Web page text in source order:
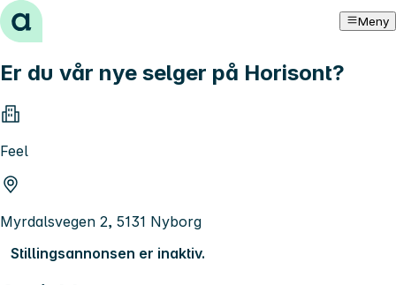
Hopp til innhold Meny
Er du vår nye selger på Horisont?
Feel
Myrdalsvegen 2, 5131 Nyborg
Stillingsannonsen er inaktiv.